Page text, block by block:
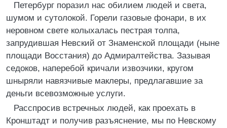
Петербург поразил нас обилием людей и света,
шумом и сутолокой. Горели газовые фонари, в их
неровном свете колыхалась пестрая толпа,
запрудившая Невский от Знаменской площади (ныне
площади Восстания) до Адмиралтейства. Зазывая
седоков, наперебой кричали извозчики, кругом
шныряли навязчивые маклеры, предлагавшие за
деньги всевозможные услуги.
Расспросив встречных людей, как проехать в
Кронштадт и получив разъяснение, мы по Невскому